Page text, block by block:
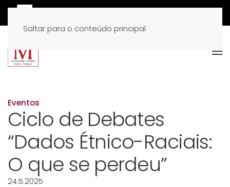
Saltar para o conteúdo principal
Eventos
Ciclo de Debates
“Dados Étnico-Raciais:
O que se perdeu”
24.5.2025